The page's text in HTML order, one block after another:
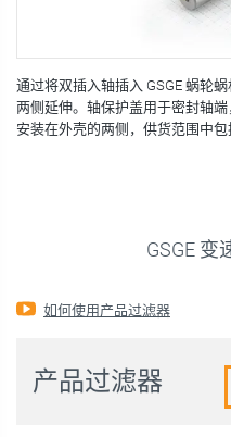
通过将双插入轴插入 GSGE 蜗轮
两侧延伸。轴保护盖用于密封轴
安装在外壳的两侧，供货范围中包
GSGE 变
如何使用产品过滤器
产品过滤器